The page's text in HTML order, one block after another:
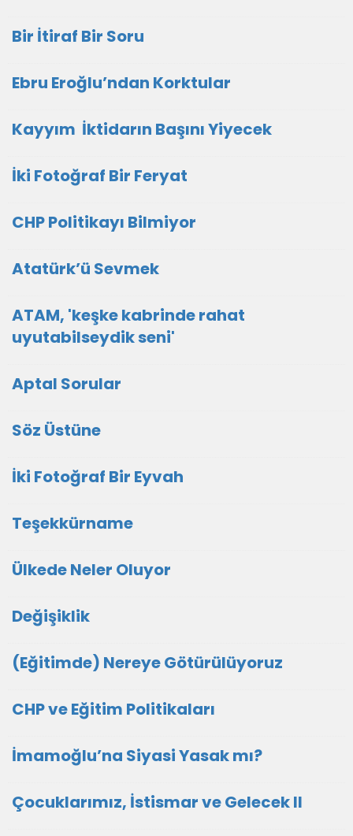
Bir İtiraf Bir Soru
Ebru Eroğlu’ndan Korktular
Kayyım İktidarın Başını Yiyecek
İki Fotoğraf Bir Feryat
CHP Politikayı Bilmiyor
Atatürk’ü Sevmek
ATAM, 'keşke kabrinde rahat
uyutabilseydik seni'
Aptal Sorular
Söz Üstüne
İki Fotoğraf Bir Eyvah
Teşekkürname
Ülkede Neler Oluyor
Değişiklik
(Eğitimde) Nereye Götürülüyoruz
CHP ve Eğitim Politikaları
İmamoğlu’na Siyasi Yasak mı?
Çocuklarımız, İstismar ve Gelecek II